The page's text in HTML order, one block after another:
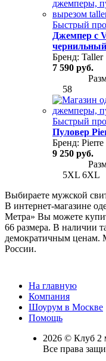
Быстрый
Джемпер с
чернильный
Бренд: Taller
7 590 руб.
58
Быстрый
Пуловер
Бренд: Pierre
9 250 руб.
5XL 6XL
Выбираете мужской
В интернет-магазине
Метра» Вы можете
66 размера. В наличии
демократичным ценам.
России.
На главную
Компания
Шоурум в Москве
Помощь
2026 © Клуб 2
Все права